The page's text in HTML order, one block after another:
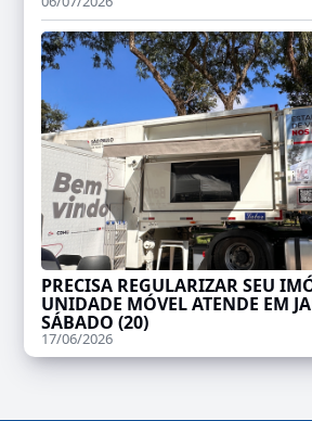
PRECISA REGULARIZAR SEU
UNIDADE MÓVEL ATENDE EM
SÁBADO (20)
17/06/2026